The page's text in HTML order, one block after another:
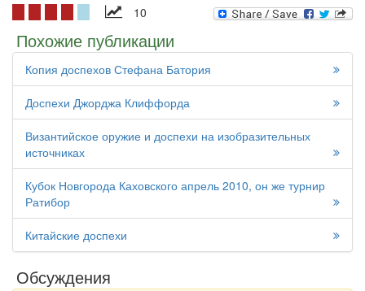
10
Похожие публикации
Копия доспехов Стефана Батория
Доспехи Джорджа Клиффорда
Византийское оружие и доспехи на изобразительных
источниках
Кубок Новгорода Каховского апрель 2010, он же турнир
Ратибор
Китайские доспехи
Обсуждения